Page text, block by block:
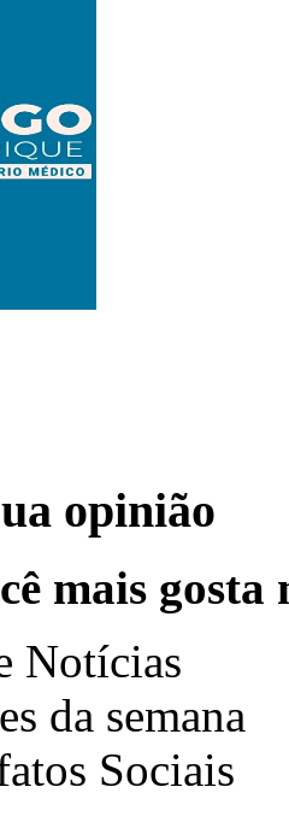
opinião
mais
Notícias
da semana
Sociais